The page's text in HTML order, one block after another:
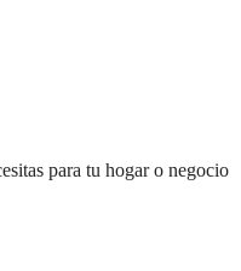
para tu hogar o negocio